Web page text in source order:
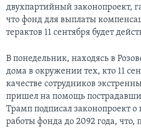
двухпартийный законопроект,
что фонд для выплаты
терактов 11 сентября будет
В понедельник, находясь в
дома в окружении тех, кто 11
качестве сотрудников
пришел на помощь
Трамп подписал законопроект
работы фонда до 2092 года, что,